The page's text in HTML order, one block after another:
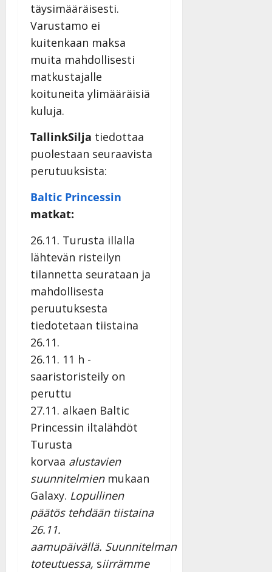
täysimääräisesti.
Varustamo ei
kuitenkaan maksa
muita mahdollisesti
matkustajalle
koituneita ylimääräisiä
kuluja.
TallinkSilja tiedottaa
puolestaan seuraavista
perutuuksista:
Baltic Princessin
matkat:
26.11. Turusta illalla
lähtevän risteilyn
tilannetta seurataan ja
mahdollisesta
peruutuksesta
tiedotetaan tiistaina
26.11.
26.11. 11 h -
saaristoristeily on
peruttu
27.11. alkaen Baltic
Princessin iltalähdöt
Turusta
korvaa alustavien
suunnitelmienmukaan
Galaxy. Lopullinen
päätös tehdään tiistaina
26.11.
aamupäivällä. Suunnitelman
toteutuessa, siirrämme